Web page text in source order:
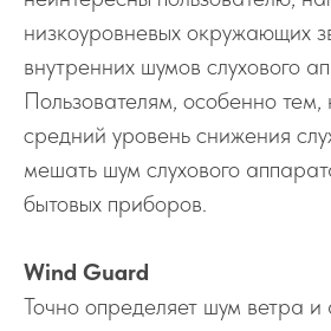
низкоуровневых окружающих
внутренних шумов слухового
Пользователям, особенно тем,
средний уровень снижения
мешать шум слухового
бытовых приборов.
Wind Guard
Точно определяет шум ветра и